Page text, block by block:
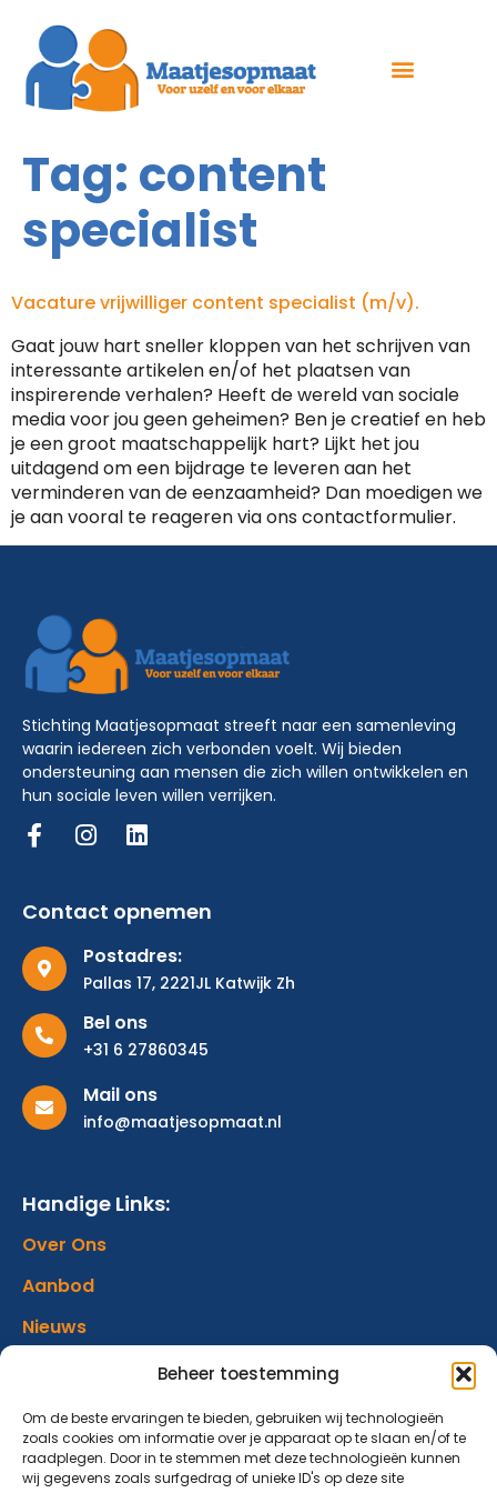
Beheer toestemming
Om de beste ervaringen te bieden, gebruiken wij technologieën
zoals cookies om informatie over je apparaat op te slaan en/of te
raadplegen. Door in te stemmen met deze technologieën kunnen
wij gegevens zoals surfgedrag of unieke ID's op deze site
Tag: content
specialist
Vacature vrijwilliger content specialist (m/v).
Gaat jouw hart sneller kloppen van het schrijven van
interessante artikelen en/of het plaatsen van
inspirerende verhalen? Heeft de wereld van sociale
media voor jou geen geheimen? Ben je creatief en heb
je een groot maatschappelijk hart? Lijkt het jou
uitdagend om een bijdrage te leveren aan het
verminderen van de eenzaamheid? Dan moedigen we
je aan vooral te reageren via ons contactformulier.
Stichting Maatjesopmaat streeft naar een samenleving
waarin iedereen zich verbonden voelt. Wij bieden
ondersteuning aan mensen die zich willen ontwikkelen en
hun sociale leven willen verrijken.
Contact opnemen
Postadres:
Pallas 17, 2221JL Katwijk Zh
Bel ons
+31 6 27860345
Mail ons
info@maatjesopmaat.nl
Handige Links:
Over Ons
Aanbod
Nieuws
Donatie
Contact